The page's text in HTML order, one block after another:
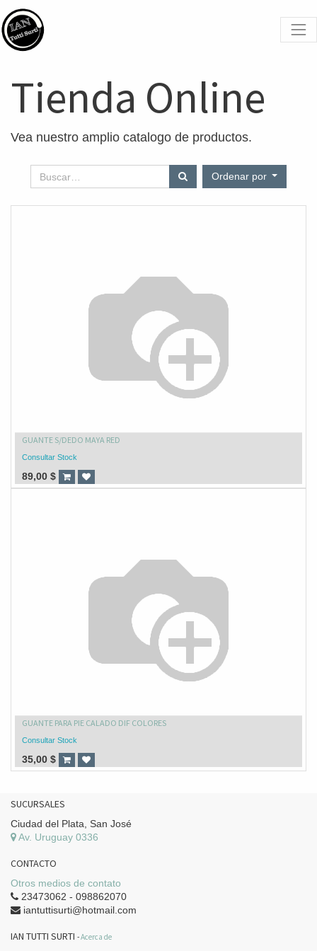
Tienda Online
Vea nuestro amplio catalogo de productos.
Ordenar por
GUANTE S/DEDO MAYA RED
Consultar Stock
89,00 $
GUANTE PARA PIE CALADO DIF COLORES
Consultar Stock
35,00 $
SUCURSALES
Ciudad del Plata, San José
Av. Uruguay 0336
CONTACTO
Otros medios de contato
23473062 - 098862070
iantuttisurti@hotmail.com
IAN TUTTI SURTI -Acerca de